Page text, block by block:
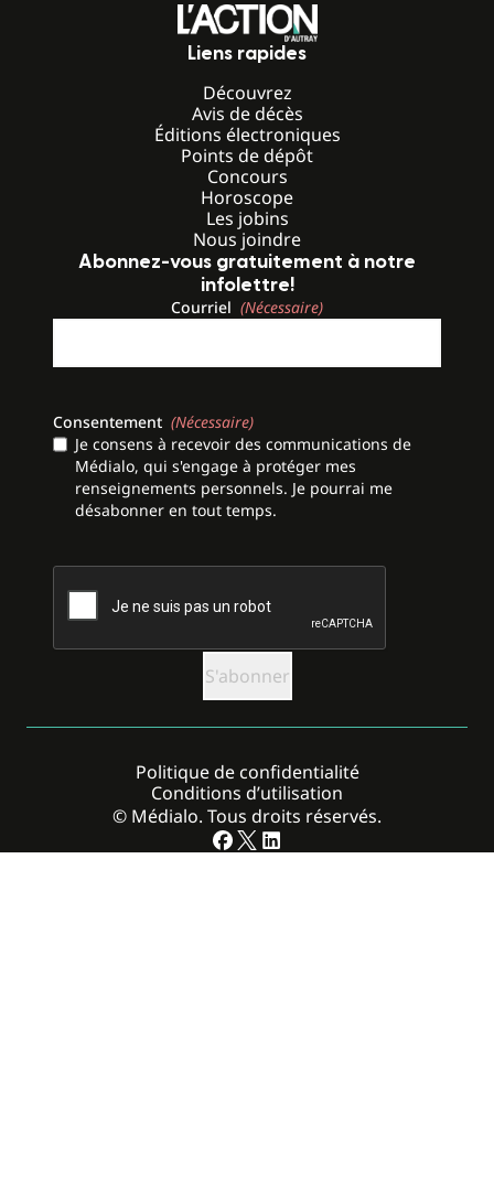
Liens rapides
Découvrez
Avis de décès
Éditions électroniques
Points de dépôt
Concours
Horoscope
Les jobins
Nous joindre
Abonnez-vous gratuitement à notre
infolettre!
Courriel (Nécessaire)
Consentement (Nécessaire)
Je consens à recevoir des communications de
Médialo, qui s'engage à protéger mes
renseignements personnels. Je pourrai me
désabonner en tout temps.
CAPTCHA
© Médialo. Tous droits réservés.
Politique de confidentialité
Conditions d’utilisation